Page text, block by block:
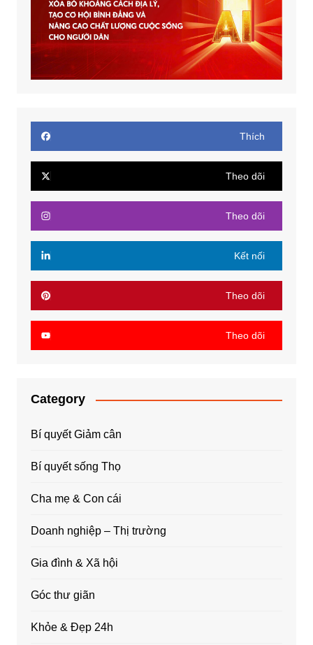
Thích
Theo dõi
Theo dõi
Kết nối
Theo dõi
Theo dõi
Category
Bí quyết Giảm cân
Bí quyết sống Thọ
Cha mẹ & Con cái
Doanh nghiệp – Thị trường
Gia đình & Xã hội
Góc thư giãn
Khỏe & Đẹp 24h